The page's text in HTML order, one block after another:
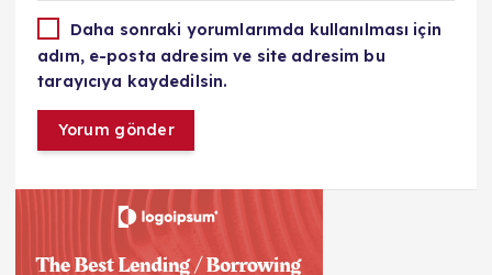
Daha sonraki yorumlarımda kullanılması için
adım, e-posta adresim ve site adresim bu
tarayıcıya kaydedilsin.